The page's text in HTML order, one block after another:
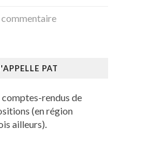
PAT
comptes-rendus de
(en région
ailleurs).